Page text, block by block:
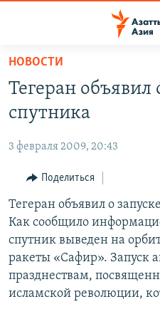
Вернуться
основному
содержанию
Вернутся
навигации
Вернутся
поиску
ЦЕНТРАЛЬНАЯ АЗИЯ
КАЗАХСТАН
УЗБЕКИСТАН
ТАДЖИКИСТАН
НОВОСТИ
ВОЙНА В УКРАИНЕ
НА ДРУГИХ ЯЗЫКАХ
ҚАЗАҚША
КЫРГЫЗЧА
ТОҶИКӢ
TÜRKMENÇE
Все сайты РСЕ/РС
НОВОСТИ
Тегеран объявил
спутника
3 февраля 2009, 20:43
Поделиться
Тегеран объявил о
Как сообщило
спутник выведен на
ракеты «Сафир». Запуск
празднествам,
исламской революции,